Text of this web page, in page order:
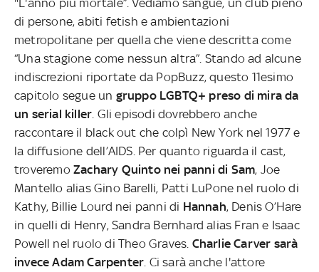
di persone, abiti fetish e ambientazioni
metropolitane per quella che viene descritta come
“Una stagione come nessun altra”. Stando ad alcune
indiscrezioni riportate da PopBuzz, questo 11esimo
capitolo segue un gruppo LGBTQ+ preso di mira da
un serial killer . Gli episodi dovrebbero anche
raccontare il black out che colpì New York nel 1977 e
la diffusione dell’AIDS. Per quanto riguarda il cast,
troveremo Zachary Quinto nei panni di Sam, Joe
Mantello alias Gino Barelli, Patti LuPone nel ruolo di
Kathy, Billie Lourd nei panni di Hannah, Denis O’Hare
in quelli di Henry, Sandra Bernhard alias Fran e Isaac
Powell nel ruolo di Theo Graves. Charlie Carver sarà
invece Adam Carpenter . Ci sarà anche l'attore